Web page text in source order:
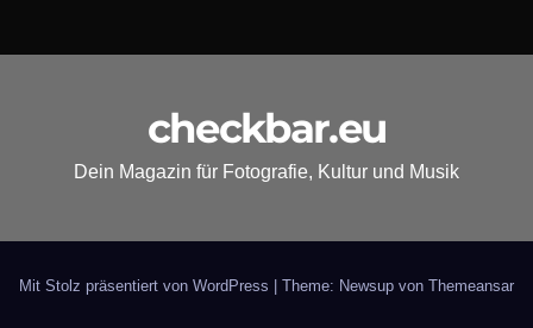
checkbar.eu
Dein Magazin für Fotografie, Kultur und Musik
Mit Stolz präsentiert von WordPress | Theme: Newsup von Themeansar